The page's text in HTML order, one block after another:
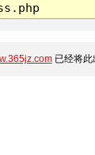
已经将此